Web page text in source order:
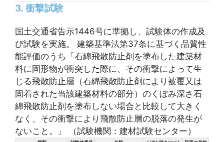
3. 衝撃試験
国土交通省告示1446号に準拠し、試験体の作成及
び試験を実施。 建築基準法第37条に基づく品質性
能評価のうち「石綿飛散防止剤を塗布した建築材
料に固形物が衝突した際に、その衝撃によって生
じる飛散防止層（石綿飛散防止剤により被覆又は
固着された当該建築材料の部分）のくぼみ深さ石
綿飛散防止剤を塗布しない場合と比較して大きく
なく、その衝撃により飛散防止層の脱落の発生が
ないこと。」 （試験機関：建材試験センター）